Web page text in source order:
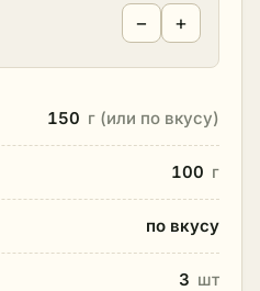
− +
150 г (или по вкусу)
100 г
по вкусу
3 шт